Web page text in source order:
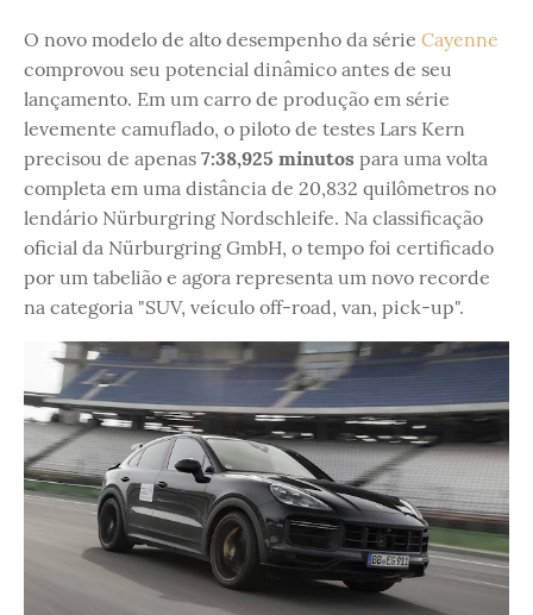
O novo modelo de alto desempenho da série Cayenne
comprovou seu potencial dinâmico antes de seu
lançamento. Em um carro de produção em série
levemente camuflado, o piloto de testes Lars Kern
precisou de apenas 7:38,925 minutos para uma volta
completa em uma distância de 20,832 quilômetros no
lendário Nürburgring Nordschleife. Na classificação
oficial da Nürburgring GmbH, o tempo foi certificado
por um tabelião e agora representa um novo recorde
na categoria "SUV, veículo off-road, van, pick-up".